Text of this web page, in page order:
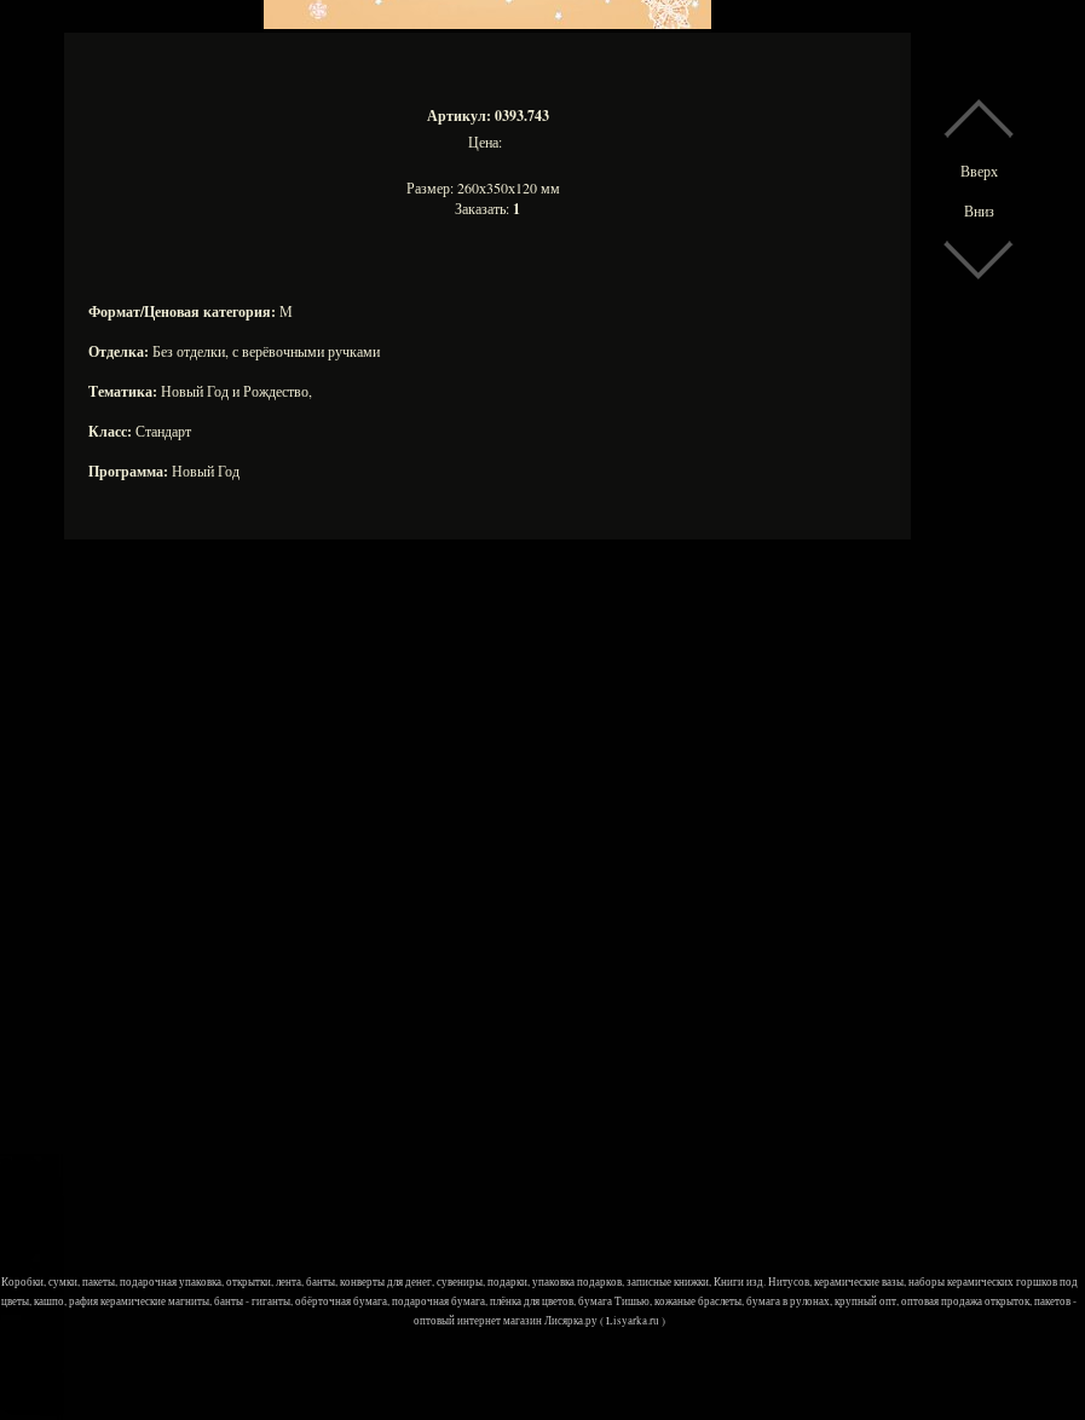
Вверх
Вниз
Артикул: 0393.743
Цена:
Размер: 260х350х120 мм
Заказать: 1
Формат/Ценовая категория: М
Отделка: Без отделки, с верёвочными ручками
Тематика: Новый Год и Рождество,
Класс: Стандарт
Программа: Новый Год
Коробки, сумки, пакеты, подарочная упаковка, открытки, лента, банты, конверты для денег, сувениры, подарки, упаковка подарков, записные книжки, Книги изд. Нитусов, керамические вазы, наборы керамических горшков под
цветы, кашпо, рафия керамические магниты, банты - гиганты, обёрточная бумага, подарочная бумага, плёнка для цветов, бумага Тишью, кожаные браслеты, бумага в рулонах, крупный опт, оптовая продажа открыток, пакетов -
оптовый интернет магазин Лисярка.ру ( Lisyarka.ru )